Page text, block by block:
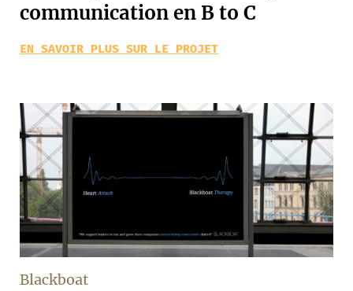
communication en B to C
EN SAVOIR PLUS SUR LE PROJET
Blackboat